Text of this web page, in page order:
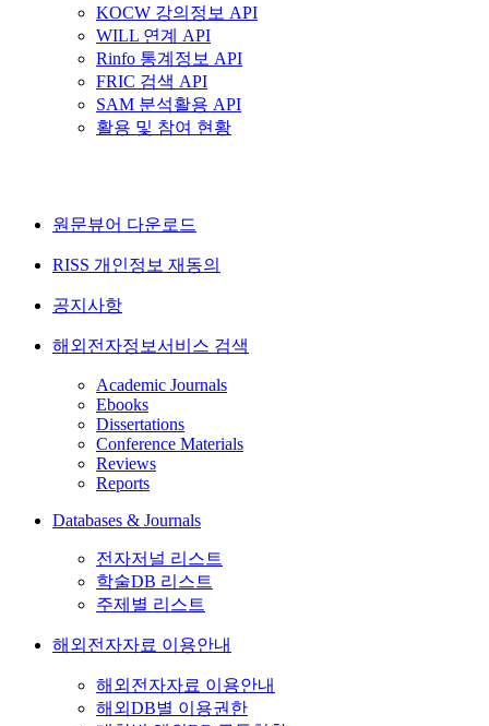
KOCW 강의정보 API
WILL 연계 API
Rinfo 통계정보 API
FRIC 검색 API
SAM 분석활용 API
활용 및 참여 현황
원문뷰어 다운로드
RISS 개인정보 재동의
공지사항
해외전자정보서비스 검색
Academic Journals
Ebooks
Dissertations
Conference Materials
Reviews
Reports
Databases & Journals
전자저널 리스트
학술DB 리스트
주제별 리스트
해외전자자료 이용안내
해외전자자료 이용안내
해외DB별 이용권한